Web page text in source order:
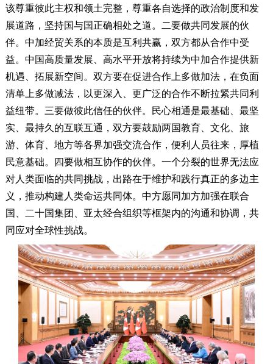
该尊重彼此主权和领土完整，尊重各自选择的政治制度和发
展道路，坚持国与国正确相处之道。二要做共同发展的伙
伴。中加经贸关系的本质是互利共赢，双方都从合作中受
益。中国高质量发展、高水平开放将持续为中加合作提供新
机遇、拓展新空间。双方要在促进合作上多做加法，在负面
清单上多做减法，以更深入、更广泛的合作不断拉紧共同利
益纽带。三要做彼此信任的伙伴。民心相通是最基础、最坚
实、最持久的互联互通，双方要鼓励两国教育、文化、旅
游、体育、地方等各界加强交流合作，便利人员往来，厚植
民意基础。四要做相互协作的伙伴。一个分裂的世界无法应
对人类面临的共同挑战，出路在于维护和践行真正的多边主
义，推动构建人类命运共同体。中方愿同加方加强在联合
国、二十国集团、亚太经合组织等框架内的沟通和协调，共
同应对全球性挑战。